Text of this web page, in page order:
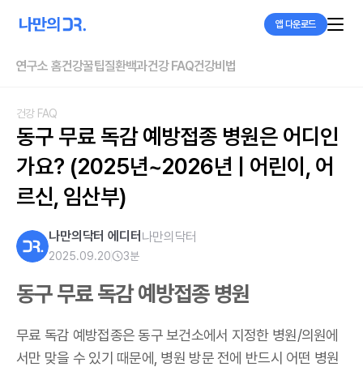
앱 다운로드
연구소 홈건강꿀팁질환백과건강 FAQ건강비법
건강 FAQ
동구 무료 독감 예방접종 병원은 어디인
가요? (2025년~2026년 | 어린이, 어
르신, 임산부)
나만의닥터 에디터 나만의닥터
2025.09.20 3분
동구 무료 독감 예방접종 병원
무료 독감 예방접종은 동구 보건소에서 지정한 병원/의원에
서만 맞을 수 있기 때문에, 병원 방문 전에 반드시 어떤 병원